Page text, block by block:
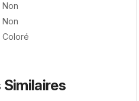
Non
Non
Coloré